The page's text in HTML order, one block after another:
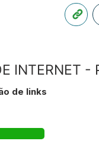
INTERNET -
de links